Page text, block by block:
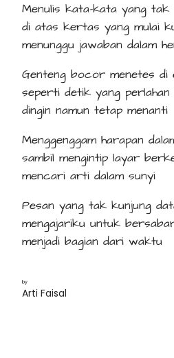
Menulis kata-kata yang
di atas kertas yang mulai
menunggu jawaban dalam
Genteng bocor menetes di
seperti detik yang perlahan
dingin namun tetap menanti
Menggenggam harapan
sambil mengintip layar
mencari arti dalam sunyi
Pesan yang tak kunjung
mengajariku untuk
menjadi bagian dari waktu
by
Arti Faisal